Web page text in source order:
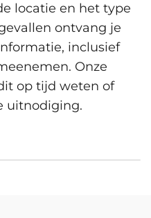
locatie en het type
ontvang je
inclusief
Onze
op tijd weten of
uitnodiging.